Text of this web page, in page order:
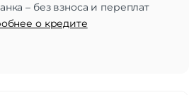
– без взноса и переплат
о кредите